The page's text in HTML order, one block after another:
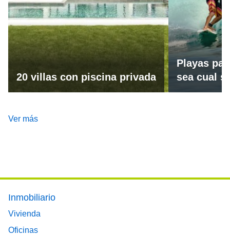
20 villas con piscina privada
Playas
sea cual
Ver más
Footer main menu
Inmobiliario
Vivienda
Oficinas